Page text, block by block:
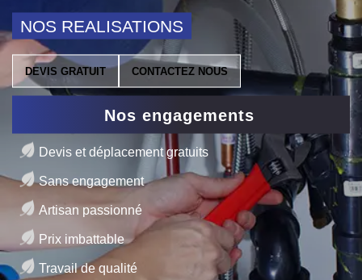
NOS REALISATIONS
DEVIS GRATUIT CONTACTEZ NOUS
Nos engagements
Devis et déplacement gratuits
Sans engagement
Artisan passionné
Prix imbattable
Travail de qualité